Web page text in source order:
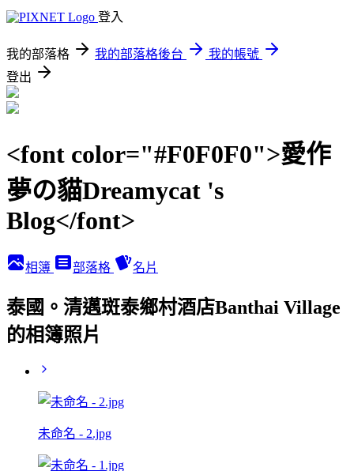
登入
我的部落格 我的部落格後台
我的帳號
登出
<font color="#F0F0F0">愛作
夢の貓Dreamycat 's
Blog</font>
相簿 部落格 名片
泰國。清邁斑泰鄉村酒店Banthai Village
的相簿照片
未命名 - 2.jpg